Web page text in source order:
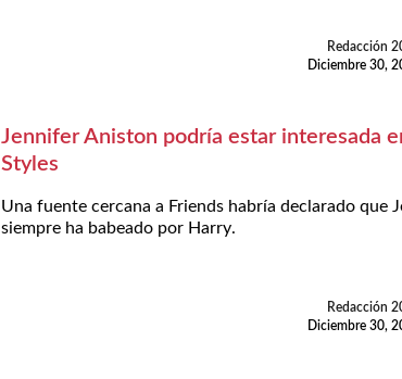
Redacción
Diciembre 30,
Jennifer Aniston podría estar interesada
Styles
Una fuente cercana a Friends habría declarado que
siempre ha babeado por Harry.
Redacción
Diciembre 30,